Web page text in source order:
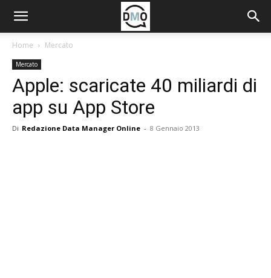
Home Mercato
Mercato
Apple: scaricate 40 miliardi di
app su App Store
Di Redazione Data Manager Online - 8 Gennaio 2013